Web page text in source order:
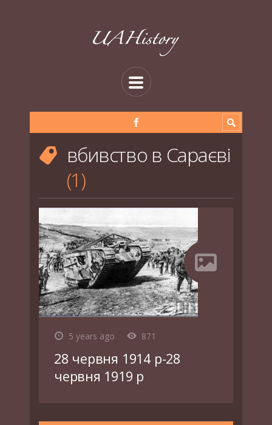
вбивство в Сараєві
1
5 years ago 871
28 червня 1914 р-28
червня 1919 р